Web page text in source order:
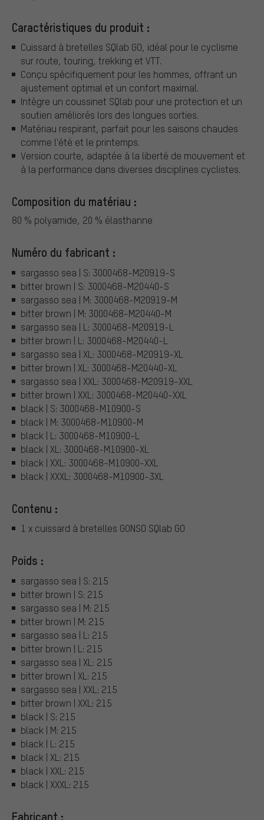
Caractéristiques du produit :
Cuissard à bretelles SQlab GO, idéal pour le cyclisme
sur route, touring, trekking et VTT.
Conçu spécifiquement pour les hommes, offrant un
ajustement optimal et un confort maximal.
Intègre un coussinet SQlab pour une protection et un
soutien améliorés lors des longues sorties.
Matériau respirant, parfait pour les saisons chaudes
comme l'été et le printemps.
Version courte, adaptée à la liberté de mouvement et
à la performance dans diverses disciplines cyclistes.
Composition du matériau :
80 % polyamide, 20 % élasthanne
Numéro du fabricant :
sargasso sea | S: 3000468-M20919-S
bitter brown | S: 3000468-M20440-S
sargasso sea | M: 3000468-M20919-M
bitter brown | M: 3000468-M20440-M
sargasso sea | L: 3000468-M20919-L
bitter brown | L: 3000468-M20440-L
sargasso sea | XL: 3000468-M20919-XL
bitter brown | XL: 3000468-M20440-XL
sargasso sea | XXL: 3000468-M20919-XXL
bitter brown | XXL: 3000468-M20440-XXL
black | S: 3000468-M10900-S
black | M: 3000468-M10900-M
black | L: 3000468-M10900-L
black | XL: 3000468-M10900-XL
black | XXL: 3000468-M10900-XXL
black | XXXL: 3000468-M10900-3XL
Contenu :
1 x cuissard à bretelles GONSO SQlab GO
Poids :
sargasso sea | S: 215
bitter brown | S: 215
sargasso sea | M: 215
bitter brown | M: 215
sargasso sea | L: 215
bitter brown | L: 215
sargasso sea | XL: 215
bitter brown | XL: 215
sargasso sea | XXL: 215
bitter brown | XXL: 215
black | S: 215
black | M: 215
black | L: 215
black | XL: 215
black | XXL: 215
black | XXXL: 215
Fabricant :